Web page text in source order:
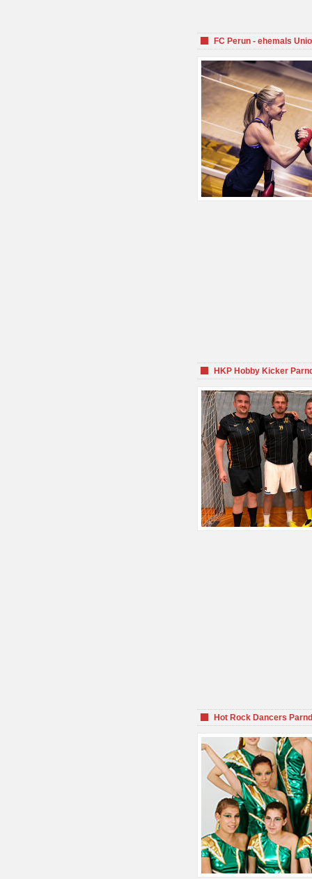
FC Perun - ehemals
HKP Hobby Kicker
Hot Rock Dancers